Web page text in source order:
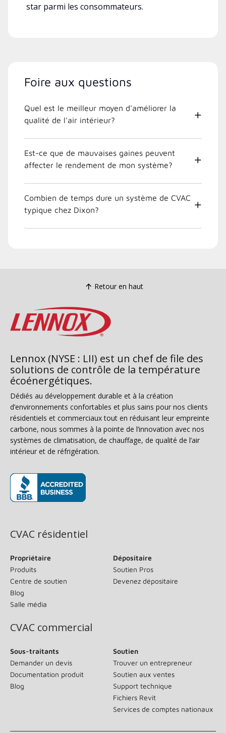
star parmi les consommateurs.
Foire aux questions
Quel est le meilleur moyen d'améliorer la
qualité de l'air intérieur?
Est-ce que de mauvaises gaines peuvent
affecter le rendement de mon système?
Combien de temps dure un système de CVAC
typique chez Dixon?
Retour en haut
Lennox (NYSE : LII) est un chef de file des
solutions de contrôle de la température
écoénergétiques.
Dédiés au développement durable et à la création
d’environnements confortables et plus sains pour nos clients
résidentiels et commerciaux tout en réduisant leur empreinte
carbone, nous sommes à la pointe de l’innovation avec nos
systèmes de climatisation, de chauffage, de qualité de l’air
intérieur et de réfrigération.
CVAC résidentiel
Propriétaire
Produits
Centre de soutien
Blog
Salle média
Dépositaire
Soutien Pros
Devenez dépositaire
CVAC commercial
Sous-traitants
Demander un devis
Documentation produit
Blog
Soutien
Trouver un entrepreneur
Soutien aux ventes
Support technique
Fichiers Revit
Services de comptes nationaux